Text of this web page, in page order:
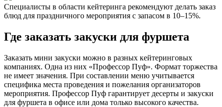
Специалисты в области кейтеринга рекомендуют делать заказ
блюд для праздничного мероприятия с запасом в 10–15%.
Где заказать закуски для фуршета
Заказать мини закуски можно в разных кейтеринговых
компаниях. Одна из них «Профессор Пуф». Формат торжества
не имеет значения. При составлении меню учитывается
специфика места проведения и пожелания организаторов
мероприятия. Профессор Пуф гарантирует десерты и закуски
для фуршета в офисе или дома только высокого качества.